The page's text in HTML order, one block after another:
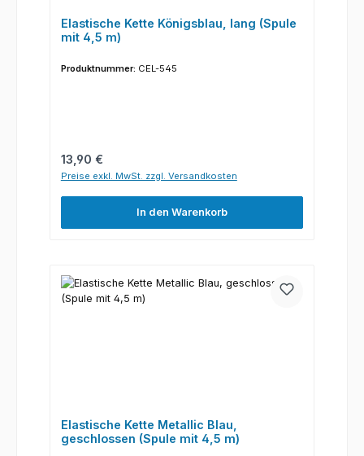
Elastische Kette Königsblau, lang (Spule
mit 4,5 m)
Produktnummer: CEL-545
Regulärer Preis:
13,90 €
Preise exkl. MwSt. zzgl. Versandkosten
In den Warenkorb
Elastische Kette Metallic Blau,
geschlossen (Spule mit 4,5 m)